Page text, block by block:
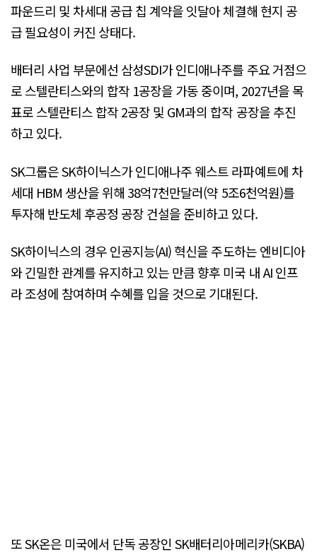
파운드리 및 차세대 공급 칩 계약을 잇달아 체결해 현지 공
급 필요성이 커진 상태다.
배터리 사업 부문에선 삼성SDI가 인디애나주를 주요 거점으
로 스텔란티스와의 합작 1공장을 가동 중이며, 2027년을 목
표로 스텔란티스 합작 2공장 및 GM과의 합작 공장을 추진
하고 있다.
SK그룹은 SK하이닉스가 인디애나주 웨스트 라파예트에 차
세대 HBM 생산을 위해 38억7천만달러(약 5조6천억원)를
투자해 반도체 후공정 공장 건설을 준비하고 있다.
SK하이닉스의 경우 인공지능(AI) 혁신을 주도하는 엔비디아
와 긴밀한 관계를 유지하고 있는 만큼 향후 미국 내 AI 인프
라 조성에 참여하며 수혜를 입을 것으로 기대된다.
또 SK온은 미국에서 단독 공장인 SK배터리아메리카(SKBA)